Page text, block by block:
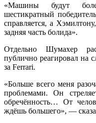
«Машины будут
шестикратный
справляется, а
задняя часть болида».
Отдельно Шумахер
публично реагировал на
за Ferrari.
«Больше всего меня
проблемами. Он
обречённость… От
ждёшь большего», —